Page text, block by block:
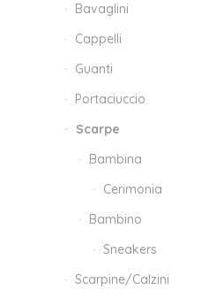
Bavaglini
Cappelli
Guanti
Portaciuccio
Scarpe
Bambina
Cerimonia
Bambino
Sneakers
Scarpine/Calzini